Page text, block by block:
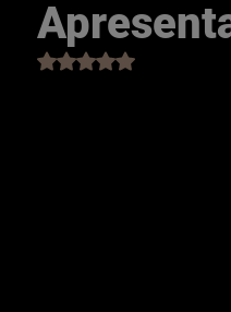
Avaliado com NaN